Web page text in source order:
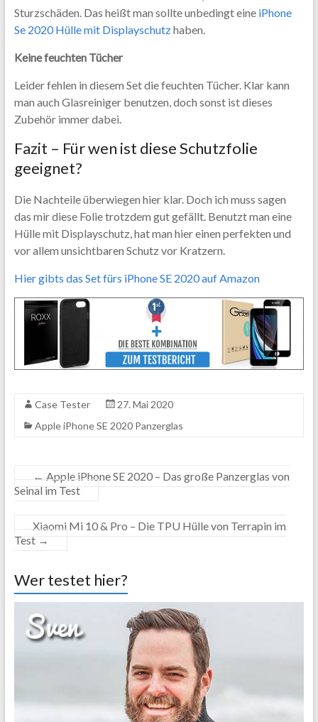
Sturzschäden. Das heißt man sollte unbedingt eine iPhone
Se 2020 Hülle mit Displayschutzhaben.
Keine feuchten Tücher
Leider fehlen in diesem Set die feuchten Tücher. Klar kann
man auch Glasreiniger benutzen, doch sonst ist dieses
Zubehör immer dabei.
Fazit – Für wen ist diese Schutzfolie
geeignet?
Die Nachteile überwiegen hier klar. Doch ich muss sagen
das mir diese Folie trotzdem gut gefällt. Benutzt man eine
Hülle mit Displayschutz, hat man hier einen perfekten und
vor allem unsichtbaren Schutz vor Kratzern.
Hier gibts das Set fürs iPhone SE 2020 auf Amazon
Case Tester
27. Mai 2020
Apple iPhone SE 2020 Panzerglas
← Apple iPhone SE 2020 – Das große Panzerglas von
Seinal im Test
Xiaomi Mi 10 & Pro – Die TPU Hülle von Terrapin im
Test →
Wer testet hier?